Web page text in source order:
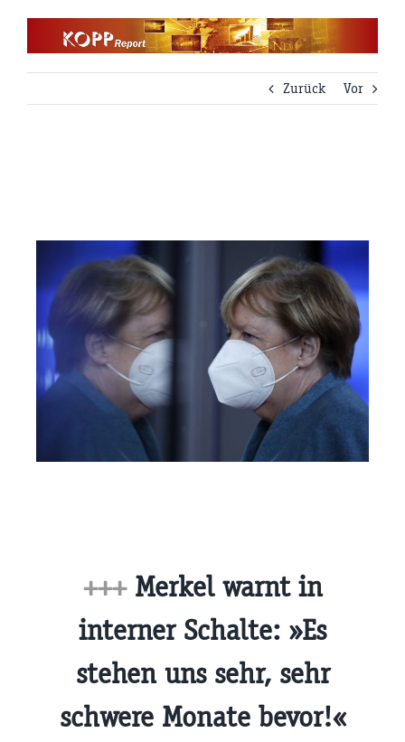
Zurück
Vor
+++Merkel warnt in
interner Schalte: »Es
stehen uns sehr, sehr
schwere Monate bevor!«